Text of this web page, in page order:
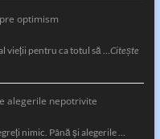
optimism
vieţii pentru ca totul să …Citește
alegerile nepotrivite
nimic. Până și alegerile …